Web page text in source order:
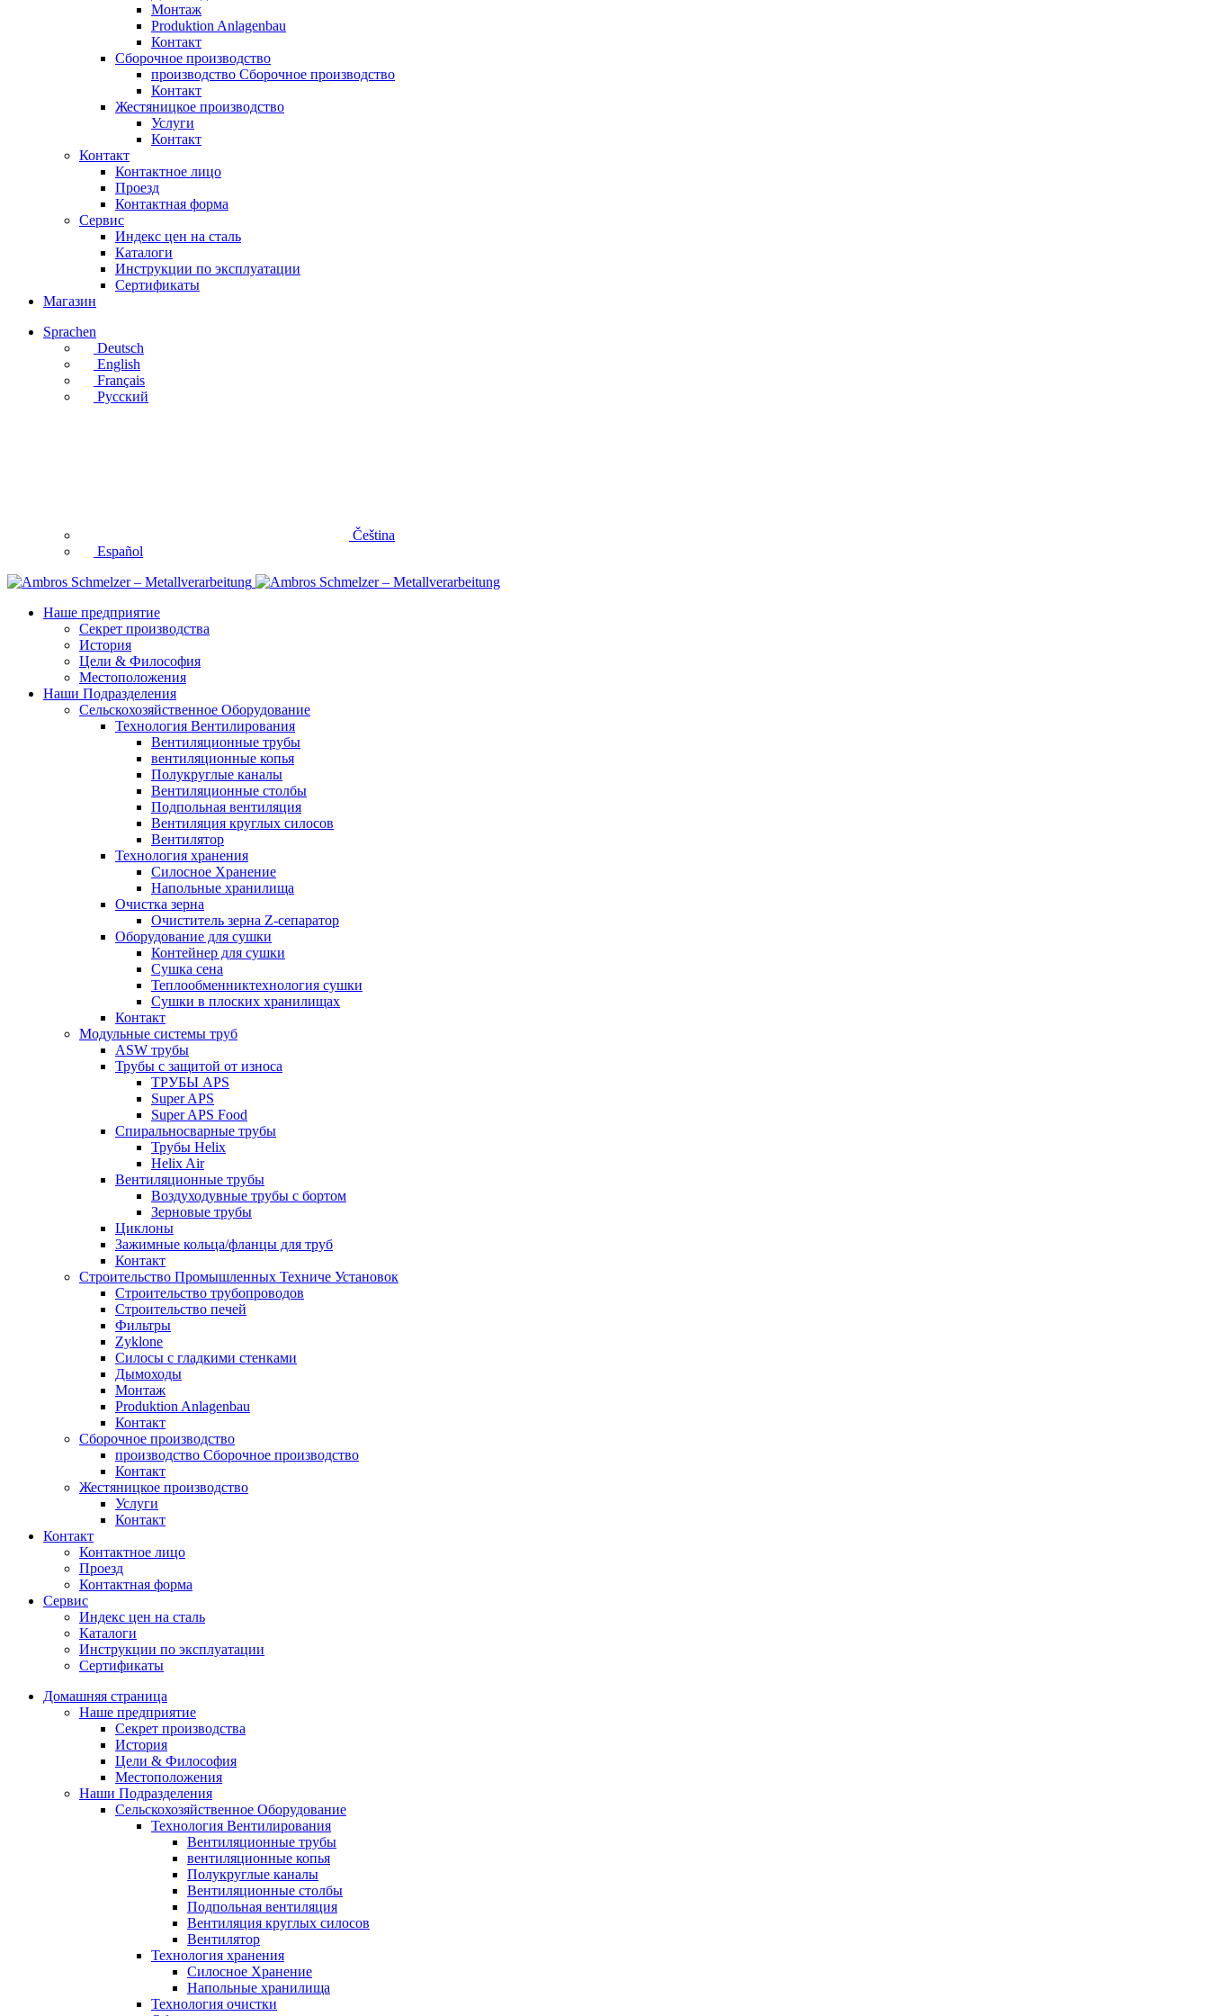
Монтаж
Produktion Anlagenbau
Контакт
Сборочное производство
производство Сборочное производство
Контакт
Жестяницкое производство
Услуги
Контакт
Контакт
Контактное лицо
Проезд
Контактная форма
Сервис
Индекс цен на сталь
Каталоги
Инструкции по эксплуатации
Сертификаты
Магазин
Sprachen
Deutsch
English
Français
Русский
Čeština
Español
Наше предприятие
Секрет производства
История
Цели & Философия
Местоположения
Наши Подразделения
Сельскохозяйственное Оборудование
Технология Вентилирования
Вентиляционные трубы
вентиляционные копья
Полукруглые каналы
Вентиляционные столбы
Подпольная вентиляция
Вентиляция круглых силосов
Вентилятор
Технология хранения
Силосное Хранение
Hапольные хранилища
Очистка зерна
Очиститель зерна Z-сепаратор
Oборудование для сушки
Контейнер для сушки
Сушка сена
Теплообменниктехнология сушки
Cушки в плоских хранилищах
Контакт
Модульные системы труб
ASW трубы
Трубы с защитой от износа
ТРУБЫ APS
Super APS
Super APS Food
Спиральносварные трубы
Трубы Helix
Helix Air
Вентиляционные трубы
Bоздуходувные трубы с бортом
Зерновые трубы
Циклоны
Зажимные кольца/фланцы для труб
Контакт
Строительство Промышленных Техниче Установок
Строительство трубопроводов
Строительство печей
Фильтры
Zyklone
Силосы с гладкими стенками
Дымоходы
Монтаж
Produktion Anlagenbau
Контакт
Сборочное производство
производство Сборочное производство
Контакт
Жестяницкое производство
Услуги
Контакт
Контакт
Контактное лицо
Проезд
Контактная форма
Сервис
Индекс цен на сталь
Каталоги
Инструкции по эксплуатации
Сертификаты
Домашняя страница
Наше предприятие
Секрет производства
История
Цели & Философия
Местоположения
Наши Подразделения
Сельскохозяйственное Оборудование
Технология Вентилирования
Вентиляционные трубы
вентиляционные копья
Полукруглые каналы
Вентиляционные столбы
Подпольная вентиляция
Вентиляция круглых силосов
Вентилятор
Технология хранения
Силосное Хранение
Hапольные хранилища
Технология очистки